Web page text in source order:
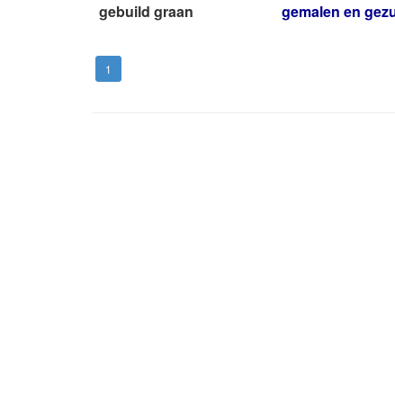
gebuild graan
gemalen en
1